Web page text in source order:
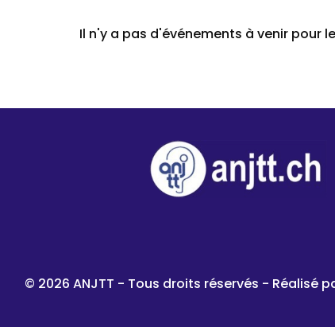
Il n'y a pas d'événements à venir pour
© 2026 ANJTT - Tous droits réservés - Réalisé